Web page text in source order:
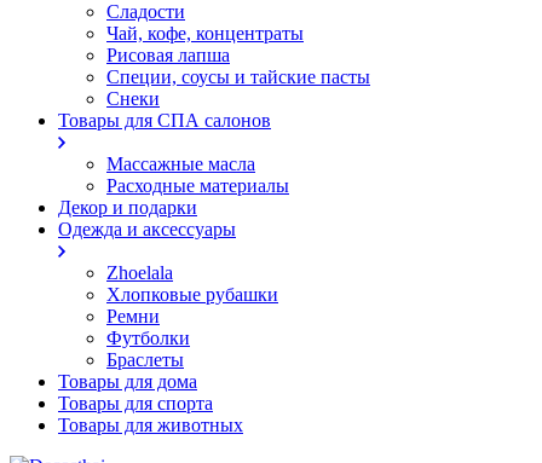
Сладости
Чай, кофе, концентраты
Рисовая лапша
Специи, соусы и тайские пасты
Снеки
Товары для СПА салонов
Массажные масла
Расходные материалы
Декор и подарки
Одежда и аксессуары
Zhoelala
Хлопковые рубашки
Ремни
Футболки
Браслеты
Товары для дома
Товары для спорта
Товары для животных